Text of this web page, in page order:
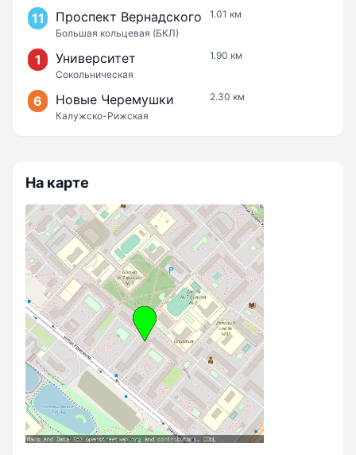
11 Проспект Вернадского
Большая кольцевая (БКЛ)
1.01 км
1 Университет
Сокольническая
1.90 км
6 Новые Черемушки
Калужско-Рижская
2.30 км
На карте